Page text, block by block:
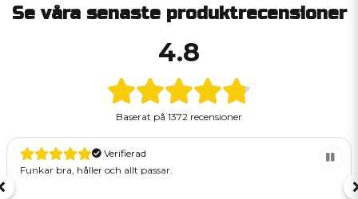
Se våra senaste produktrecensioner
4.8
Baserat på 1372 recensioner
Verifierad
Funkar bra, håller och allt passar.